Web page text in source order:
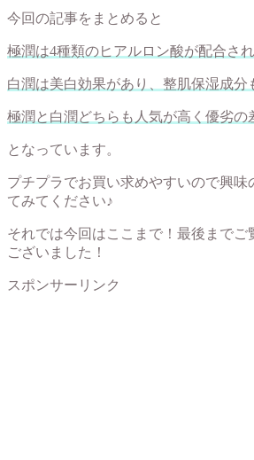
今回の記事をまとめると
極潤は4種類のヒアルロン酸が配合さ
白潤は美白効果があり、整肌保湿成分
極潤と白潤どちらも人気が高く優劣の
となっています。
プチプラでお買い求めやすいので興味
てみてください♪
それでは今回はここまで！最後までご
ございました！
スポンサーリンク